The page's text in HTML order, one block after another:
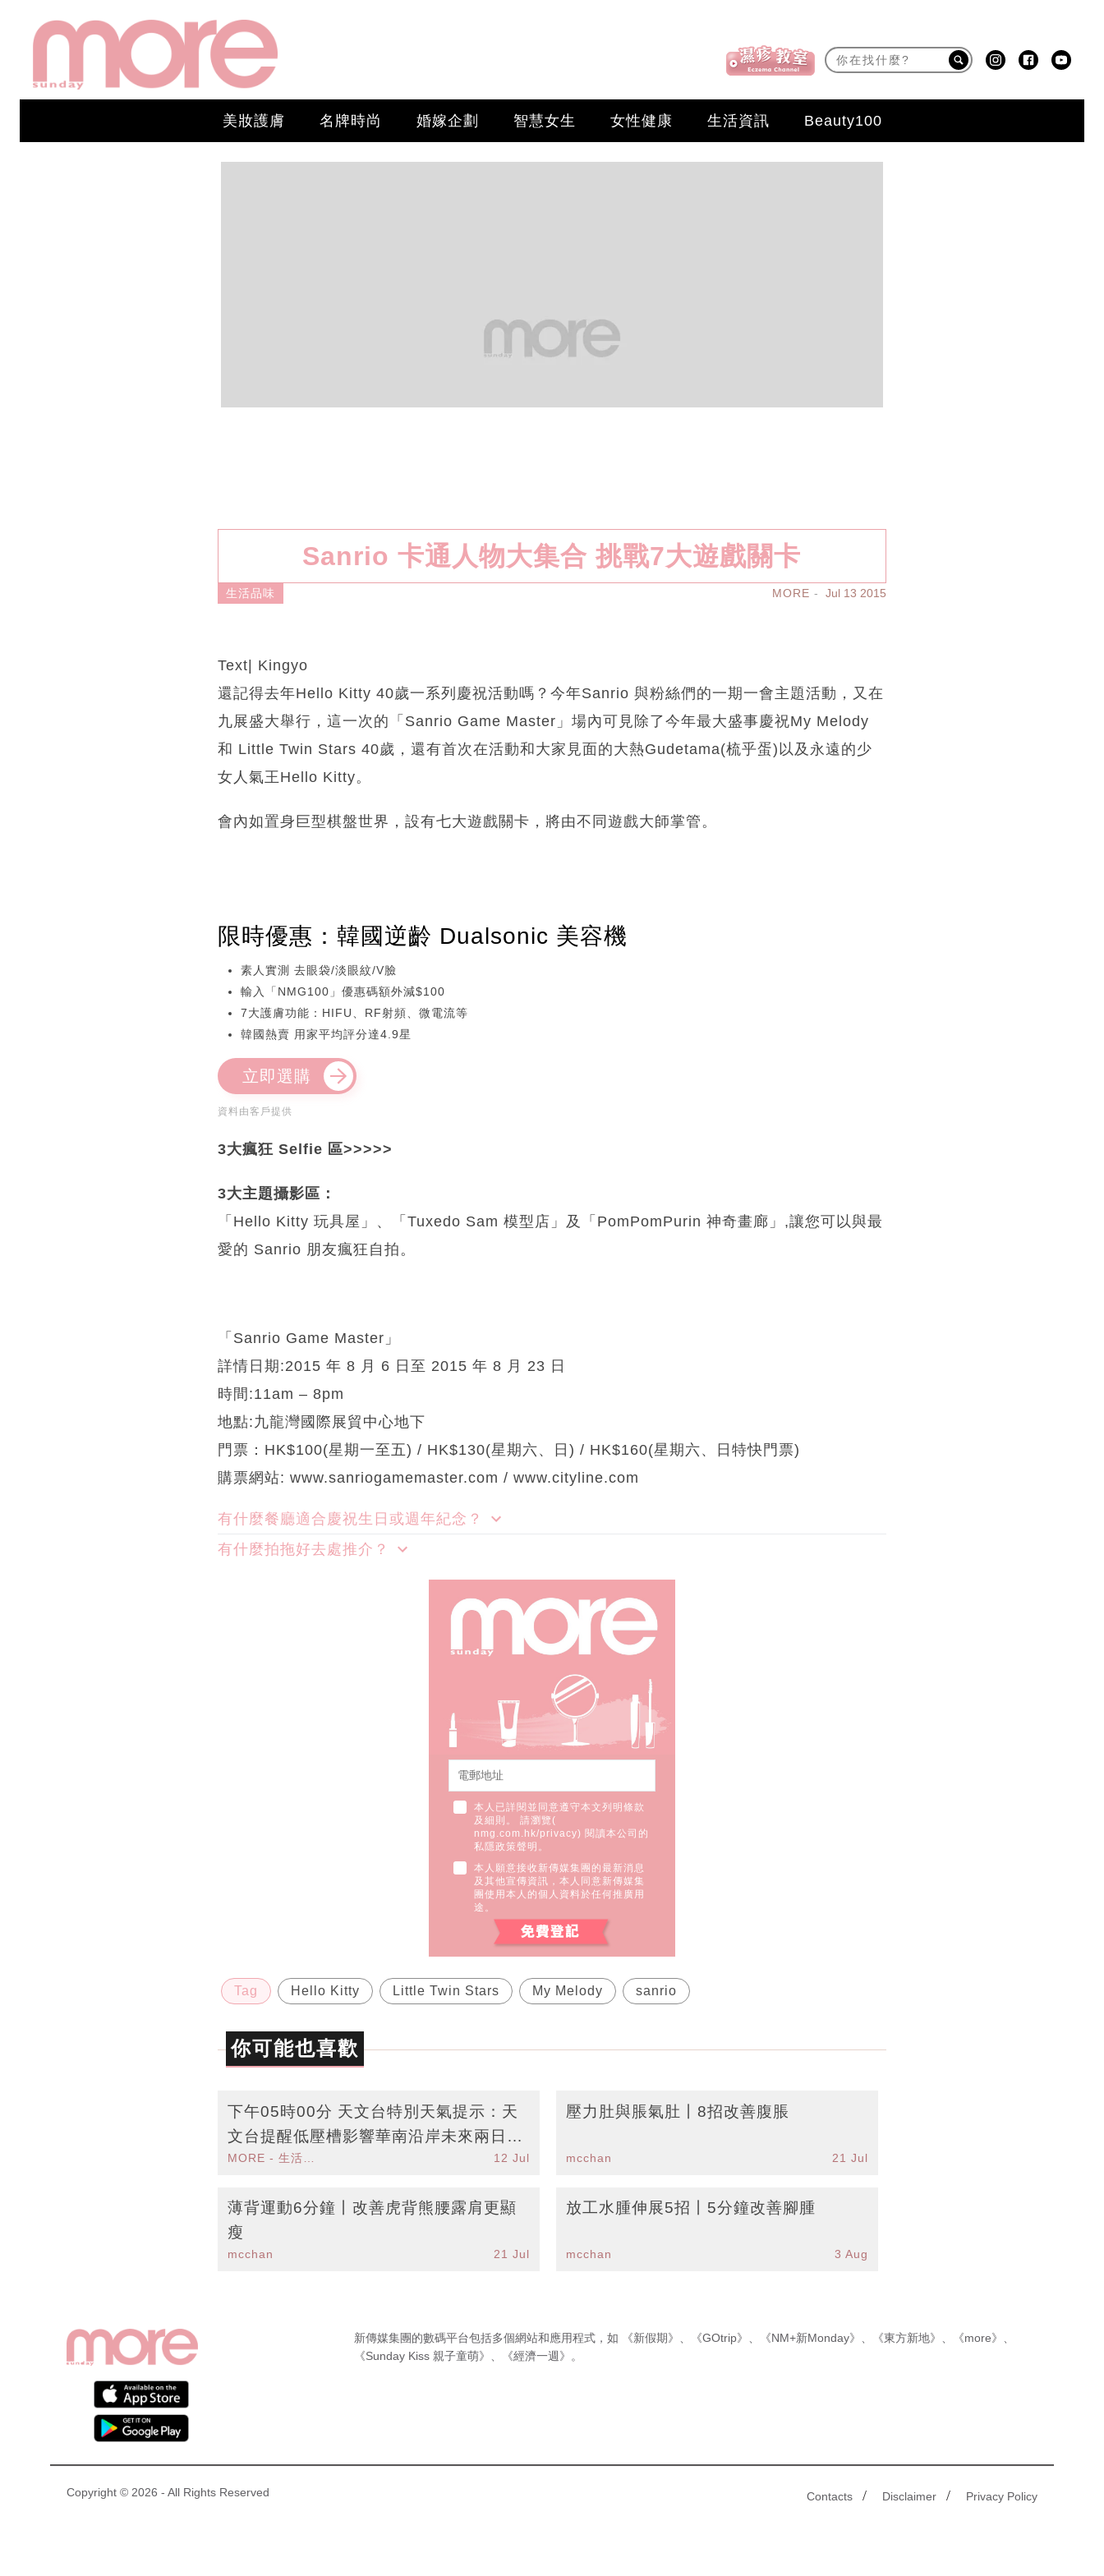
美妝護膚 名牌時尚 婚嫁企劃 智慧女生 女性健康 生活資訊 Beauty100
Sanrio 卡通人物大集合 挑戰7大遊戲關卡
生活品味 MORE Jul 13 2015
Text| Kingyo
還記得去年Hello Kitty 40歲一系列慶祝活動嗎？今年Sanrio 與粉絲們的一期一會主題活動，又在
九展盛大舉行，這一次的「Sanrio Game Master」場內可見除了今年最大盛事慶祝My Melody
和 Little Twin Stars 40歲，還有首次在活動和大家見面的大熱Gudetama(梳乎蛋)以及永遠的少
女人氣王Hello Kitty。
會內如置身巨型棋盤世界，設有七大遊戲關卡，將由不同遊戲大師掌管。
限時優惠：韓國逆齡 Dualsonic 美容機
素人實測 去眼袋/淡眼紋/V臉
輸入「NMG100」優惠碼額外減$100
7大護膚功能：HIFU、RF射頻、微電流等
韓國熱賣 用家平均評分達4.9星
立即選購
資料由客戶提供
3大瘋狂 Selfie 區>>>>>
3大主題攝影區：
「Hello Kitty 玩具屋」、「Tuxedo Sam 模型店」及「PomPomPurin 神奇畫廊」,讓您可以與最
愛的 Sanrio 朋友瘋狂自拍。
「Sanrio Game Master」
詳情日期:2015 年 8 月 6 日至 2015 年 8 月 23 日
時間:11am – 8pm
地點:九龍灣國際展貿中心地下
門票：HK$100(星期一至五) / HK$130(星期六、日) / HK$160(星期六、日特快門票)
購票網站: www.sanriogamemaster.com / www.cityline.com
有什麼餐廳適合慶祝生日或週年紀念？
有什麼拍拖好去處推介？
本人已詳閱並同意遵守本文列明條款
及細則。 請瀏覽(
nmg.com.hk/privacy) 閱讀本公司的
私隱政策聲明。
本人願意接收新傳媒集團的最新消息
及其他宣傳資訊，本人同意新傳媒集
團使用本人的個人資料於任何推廣用
途。
Tag Hello Kitty Little Twin Stars My Melody sanrio
你可能也喜歡
下午05時00分 天文台特別天氣提示：天
文台提醒低壓槽影響華南沿岸未來兩日有
狂風雷暴
12 Jul
壓力肚與脹氣肚丨8招改善腹脹
mcchan 21 Jul
薄背運動6分鐘丨改善虎背熊腰露肩更顯
瘦
mcchan 21 Jul
放工水腫伸展5招丨5分鐘改善腳腫
mcchan 3 Aug
新傳媒集團的數碼平台包括多個網站和應用程式，如 《新假期》 、 《GOtrip》 、 《NM+新Monday》 、 《東方新地》 、 《more》 、
《Sunday Kiss 親子童萌》 、 《經濟一週》 。
Contacts / Disclaimer / Privacy Policy
Copyright © 2026 - All Rights Reserved